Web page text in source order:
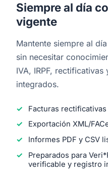
Siempre al día
vigente
Mantente siempre al
sin necesitar
IVA, IRPF,
integrados.
Facturas
Exportación XML/
Informes PDF y CSV
Preparados para
verificable y registro